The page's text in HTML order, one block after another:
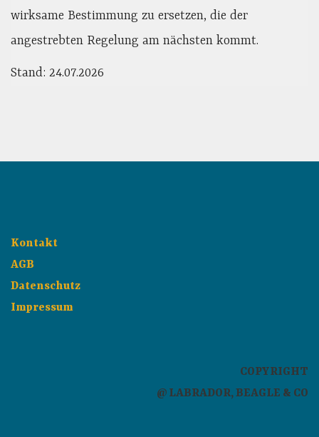
wirksame Bestimmung zu ersetzen, die der
angestrebten Regelung am nächsten kommt.
Stand: 24.07.2026
Kontakt
AGB
Datenschutz
Impressum
COPYRIGHT
@ LABRADOR, BEAGLE & CO